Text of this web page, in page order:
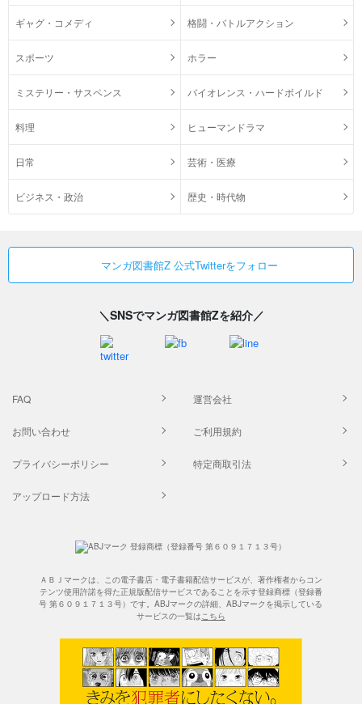
ギャグ・コメディ 格闘・バトルアクション
スポーツ ホラー
ミステリー・サスペンス バイオレンス・ハードボイルド
料理 ヒューマンドラマ
日常 芸術・医療
ビジネス・政治 歴史・時代物
マンガ図書館Z 公式Twitterをフォロー
＼SNSでマンガ図書館Zを紹介／
FAQ 運営会社
お問い合わせ ご利用規約
プライバシーポリシー 特定商取引法
アップロード方法
ＡＢＪマークは、この電子書店・電子書籍配信サービスが、著作権者からコン
テンツ使用許諾を得た正規版配信サービスであることを示す登録商標（登録番
号 第６０９１７１３号）です。ABJマークの詳細、ABJマークを掲示している
サービスの一覧はこちら